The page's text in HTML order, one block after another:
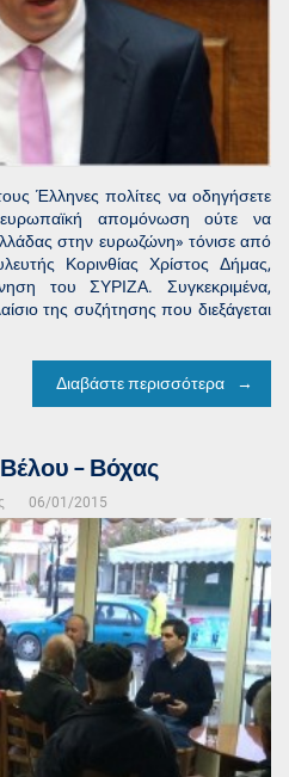
Έλληνες πολίτες να οδηγήσετε
απομόνωση ούτε να
στην ευρωζώνη» τόνισε από
Κορινθίας Χρίστος Δήμας,
του ΣΥΡΙΖΑ. Συγκεκριμένα,
της συζήτησης που διεξάγεται
Διαβάστε περισσότερα
– Βόχας
06/01/2015